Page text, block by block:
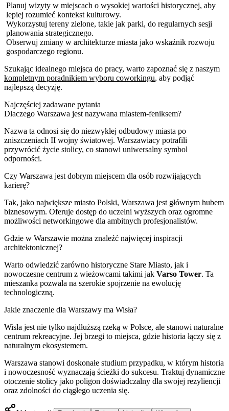
Planuj wizyty w miejscach o wysokiej wartości historycznej, aby
lepiej rozumieć kontekst kulturowy.
Wykorzystuj tereny zielone, takie jak parki, do regularnych sesji
planowania strategicznego.
Obserwuj zmiany w architekturze miasta jako wskaźnik rozwoju
gospodarczego regionu.
Szukając idealnego miejsca do pracy, warto zapoznać się z naszym
kompletnym poradnikiem wyboru coworkingu, aby podjąć
najlepszą decyzję.
Najczęściej zadawane pytania
Dlaczego Warszawa jest nazywana miastem-feniksem?
Nazwa ta odnosi się do niezwykłej odbudowy miasta po
zniszczeniach II wojny światowej. Warszawiacy potrafili
przywrócić życie stolicy, co stanowi uniwersalny symbol
odporności.
Czy Warszawa jest dobrym miejscem dla osób rozwijających
karierę?
Tak, jako największe miasto Polski, Warszawa jest głównym hubem
biznesowym. Oferuje dostęp do uczelni wyższych oraz ogromne
możliwości networkingowe dla ambitnych profesjonalistów.
Gdzie w Warszawie można znaleźć najwięcej inspiracji
architektonicznej?
Warto odwiedzić zarówno historyczne Stare Miasto, jak i
nowoczesne centrum z wieżowcami takimi jak Varso Tower. Ta
mieszanka pozwala na szerokie spojrzenie na ewolucję
technologiczną.
Jakie znaczenie dla Warszawy ma Wisła?
Wisła jest nie tylko najdłuższą rzeką w Polsce, ale stanowi naturalne
centrum rekreacyjne. Jej brzegi to miejsca, gdzie historia łączy się z
naturalnym ekosystemem.
Warszawa stanowi doskonałe studium przypadku, w którym historia
i nowoczesność wyznaczają ścieżki do sukcesu. Traktuj dynamiczne
otoczenie stolicy jako poligon doświadczalny dla swojej rezyliencji
oraz zdolności do ciągłego uczenia się.